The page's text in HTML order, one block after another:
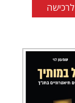
לרכישה